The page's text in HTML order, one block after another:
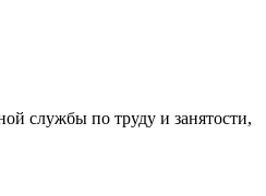
службы по труду и занятости,